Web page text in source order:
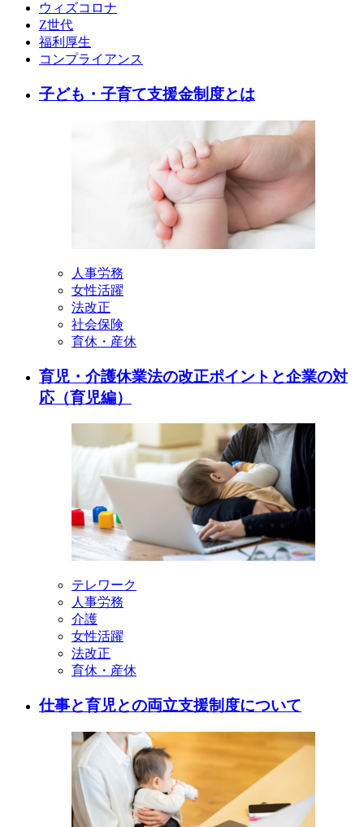
ウィズコロナ
Z世代
福利厚生
コンプライアンス
子ども・子育て支援金制度とは
人事労務
女性活躍
法改正
社会保険
育休・産休
育児・介護休業法の改正ポイントと企業の対
応（育児編）
テレワーク
人事労務
介護
女性活躍
法改正
育休・産休
仕事と育児との両立支援制度について